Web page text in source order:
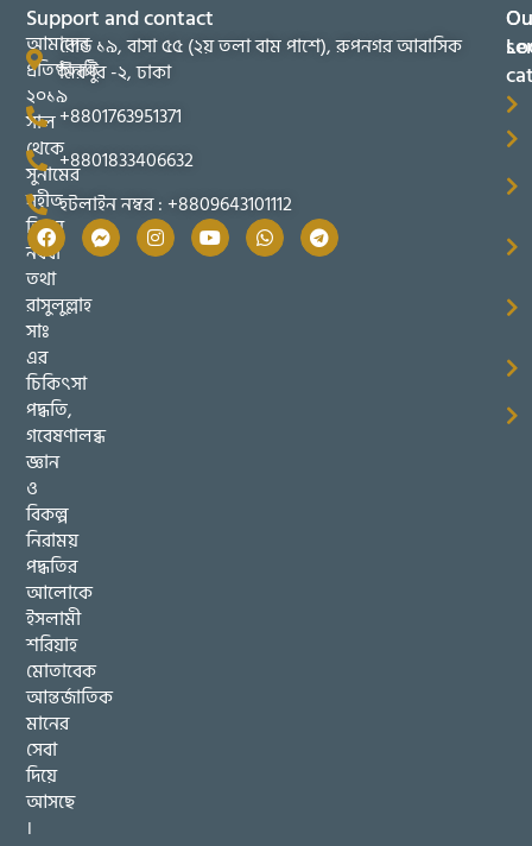
আমাদের
প্রতিষ্ঠানটি
২০১৯
সাল
থেকে
সুনামের
সহীত
তিব্বুন
নববী
তথা
রাসুলুল্লাহ
সাঃ
এর
চিকিৎসা
পদ্ধতি,
গবেষণালব্ধ
জ্ঞান
ও
বিকল্প
নিরাময়
পদ্ধতির
আলোকে
ইসলামী
শরিয়াহ
মোতাবেক
আন্তর্জাতিক
মানের
সেবা
দিয়ে
আসছে
।
Support and contact
রোড ১৯, বাসা ৫৫ (২য় তলা বাম পাশে), রুপনগর আবাসিক
মিরপুর -২, ঢাকা
+8801763951371
+8801833406632
হটলাইন নম্বর : +8809643101112